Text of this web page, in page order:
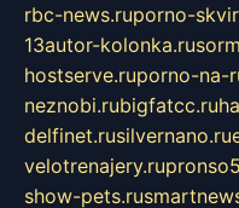
rbc-news.ruporno-
13autor-kolonka.ru
hostserve.ruporno-na-
neznobi.rubigfatcc.ru
delfinet.rusilvernano.ru
velotrenajery.ru
show-pets.ru